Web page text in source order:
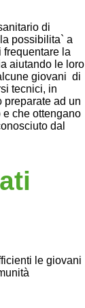
di
possibilita` a
la
aiutando le loro
giovani di
tecnici, in
preparate ad un
e che ottengano
dal
le giovani